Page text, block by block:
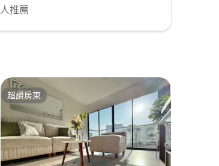
推薦
超讚房東
超讚房東